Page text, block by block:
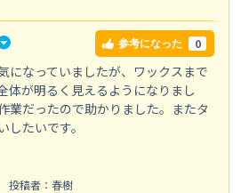
参考になった 0
になっていましたが、ワックスまで
体が明るく見えるようになりまし
業だったので助かりました。またタ
したいです。
投稿者：春樹